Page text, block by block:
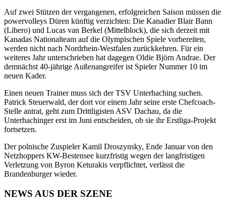
Auf zwei Stützen der vergangenen, erfolgreichen Saison müssen die
powervolleys Düren künftig verzichten: Die Kanadier Blair Bann
(Libero) und Lucas van Berkel (Mittelblock), die sich derzeit mit
Kanadas Nationalteam auf die Olympischen Spiele vorbereiten,
werden nicht nach Nordrhein-Westfalen zurückkehren. Für ein
weiteres Jahr unterschrieben hat dagegen Oldie Björn Andrae. Der
demnächst 40-jährige Außenangreifer ist Spieler Nummer 10 im
neuen Kader.
Einen neuen Trainer muss sich der TSV Unterhaching suchen.
Patrick Steuerwald, der dort vor einem Jahr seine erste Chefcoach-
Stelle antrat, geht zum Drittligisten ASV Dachau, da die
Unterhachinger erst im Juni entscheiden, ob sie ihr Erstliga-Projekt
fortsetzen.
Der polnische Zuspieler Kamil Droszynsky, Ende Januar von den
Netzhoppers KW-Bestensee kurzfristig wegen der langfristigen
Verletzung von Byron Keturakis verpflichtet, verlässt die
Brandenburger wieder.
NEWS AUS DER SZENE